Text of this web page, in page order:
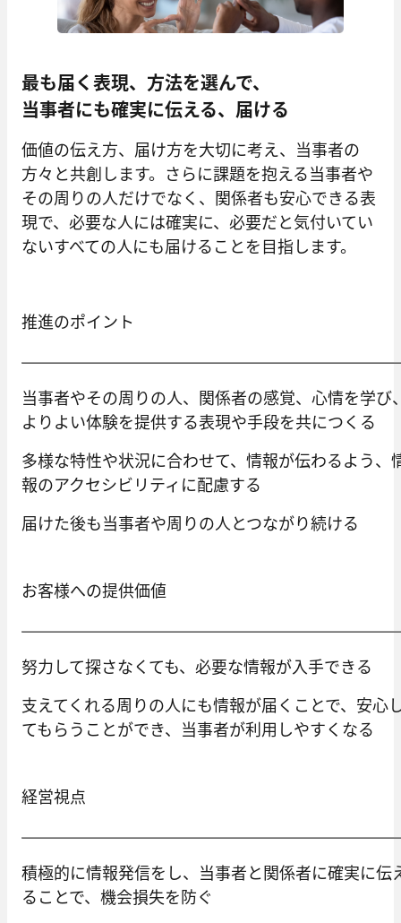
最も届く表現、方法を選んで、
当事者にも確実に伝える、届ける
価値の伝え方、届け方を大切に考え、当事者の
方々と共創します。さらに課題を抱える当事者や
その周りの人だけでなく、関係者も安心できる表
現で、必要な人には確実に、必要だと気付いてい
ないすべての人にも届けることを目指します。
推進のポイント
当事者やその周りの人、関係者の感覚、心情を学び
よりよい体験を提供する表現や手段を共につくる
多様な特性や状況に合わせて、情報が伝わるよう、
報のアクセシビリティに配慮する
届けた後も当事者や周りの人とつながり続ける
お客様への提供価値
努力して探さなくても、必要な情報が入手できる
支えてくれる周りの人にも情報が届くことで、安心
てもらうことができ、当事者が利用しやすくなる
経営視点
積極的に情報発信をし、当事者と関係者に確実に伝
ることで、機会損失を防ぐ